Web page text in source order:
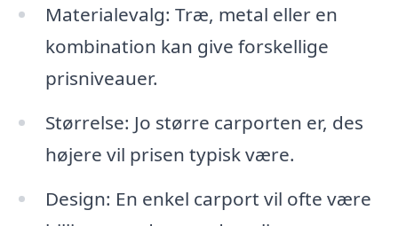
Materialevalg: Træ, metal eller en
kombination kan give forskellige
prisniveauer.
Størrelse: Jo større carporten er, des
højere vil prisen typisk være.
Design: En enkel carport vil ofte være